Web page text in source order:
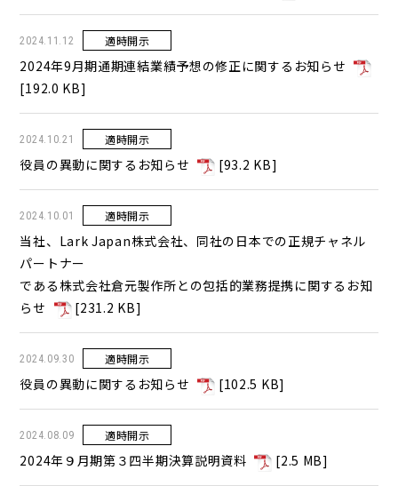
2024.11.12 適時開示
2024年9月期通期連結業績予想の修正に関するお知らせ
[192.0 KB]
2024.10.21 適時開示
役員の異動に関するお知らせ [93.2 KB]
2024.10.01 適時開示
当社、Lark Japan株式会社、同社の日本での正規チャネル
パートナー
である株式会社倉元製作所との包括的業務提携に関するお知
らせ
[231.2 KB]
2024.09.30 適時開示
役員の異動に関するお知らせ [102.5 KB]
2024.08.09 適時開示
2024年９月期第３四半期決算説明資料 [2.5 MB]